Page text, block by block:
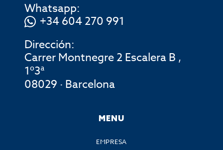
Whatsapp:
+34 604 270 991
Dirección:
Carrer Montnegre 2 Escalera B ,
1º3ª
08029 · Barcelona
MENU
EMPRESA